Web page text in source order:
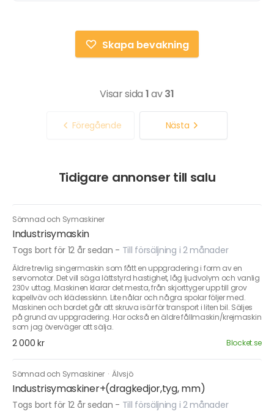
Skapa bevakning
Visar sida 1av31
Föregående Nästa
Tidigare annonser till salu
Sömnad och Symaskiner
Industrisymaskin
Togs bort för 12 år sedan - Till försäljning i 2 månader
Äldre trevlig singermaskin som fått en uppgradering i form av en
servomotor. Det vill säga lättstyrd hastighet, låg ljudvolym och vanlig
230v uttag. Maskinen klarar det mesta, från skjorttyger upp till grov
kapellväv och klädesskinn. Lite nålar och några spolar följer med.
Maskinen och bordet går att skruva isär för transport i liten bil. Säljes
på grund av uppgradering. Har också en äldre fållmaskin/krejmaskin
som jag överväger att sälja.
2 000 kr Blocket.se
Sömnad och Symaskiner ·Älvsjö
Industrisymaskiner+(dragkedjor,tyg, mm)
Togs bort för 12 år sedan - Till försäljning i 2 månader